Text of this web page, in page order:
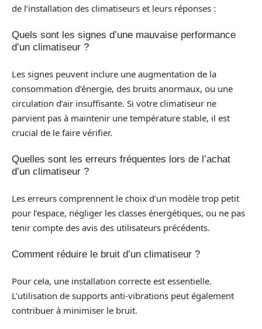
de l’installation des climatiseurs et leurs réponses :
Quels sont les signes d’une mauvaise performance
d’un climatiseur ?
Les signes peuvent inclure une augmentation de la
consommation d’énergie, des bruits anormaux, ou une
circulation d’air insuffisante. Si votre climatiseur ne
parvient pas à maintenir une température stable, il est
crucial de le faire vérifier.
Quelles sont les erreurs fréquentes lors de l’achat
d’un climatiseur ?
Les erreurs comprennent le choix d’un modèle trop petit
pour l’espace, négliger les classes énergétiques, ou ne pas
tenir compte des avis des utilisateurs précédents.
Comment réduire le bruit d’un climatiseur ?
Pour cela, une installation correcte est essentielle.
L’utilisation de supports anti-vibrations peut également
contribuer à minimiser le bruit.